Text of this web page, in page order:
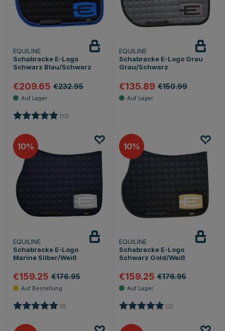
EQUILINE
Schabracke E-Logo
Schwarz Blau/Schwarz
€209.65 €232.95
Bewertung: (17)
EQUILINE
Schabracke E-Logo Grau
Grau/Schwarz
€135.89 €150.99
10
EQUILINE
Schabracke E-Logo
Marine Silber/Weiß
€159.25 €176.95
Bewertung: (1)
10
EQUILINE
Schabracke E-Logo
Schwarz Gold/Weiß
€159.25 €176.95
Bewertung: (2)